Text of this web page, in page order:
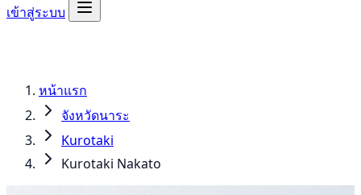
เข้าสู่ระบบ
หน้าแรก
จังหวัดนาระ
Kurotaki
Kurotaki Nakato